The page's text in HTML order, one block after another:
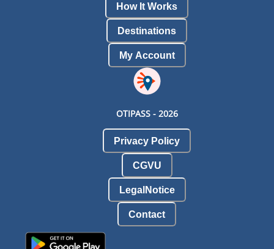
How It Works
Destinations
My Account
OTIPASS - 2026
Privacy Policy
CGVU
LegalNotice
Contact